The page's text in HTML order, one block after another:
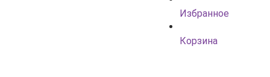
Избранное
Корзина